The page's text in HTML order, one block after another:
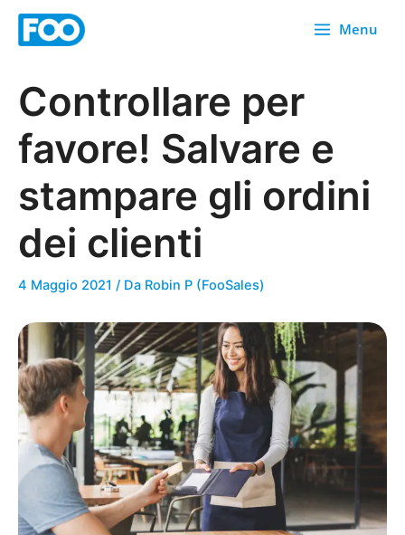
Menu
Controllare per
favore! Salvare e
stampare gli ordini
dei clienti
4 Maggio 2021 / Da Robin P (FooSales)